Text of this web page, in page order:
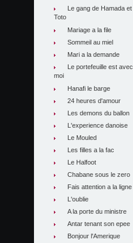
Le gang de Hamada et
Toto
Mariage a la file
Sommeil au miel
Mari a la demande
Le portefeuille est avec
moi
Hanafi le barge
24 heures d'amour
Les demons du ballon
L'experience danoise
Le Mouled
Les filles a la fac
Le Halfoot
Chabane sous le zero
Fais attention a la ligne
L'oublie
A la porte du ministre
Antar tenant son epee
Bonjour l'Amerique